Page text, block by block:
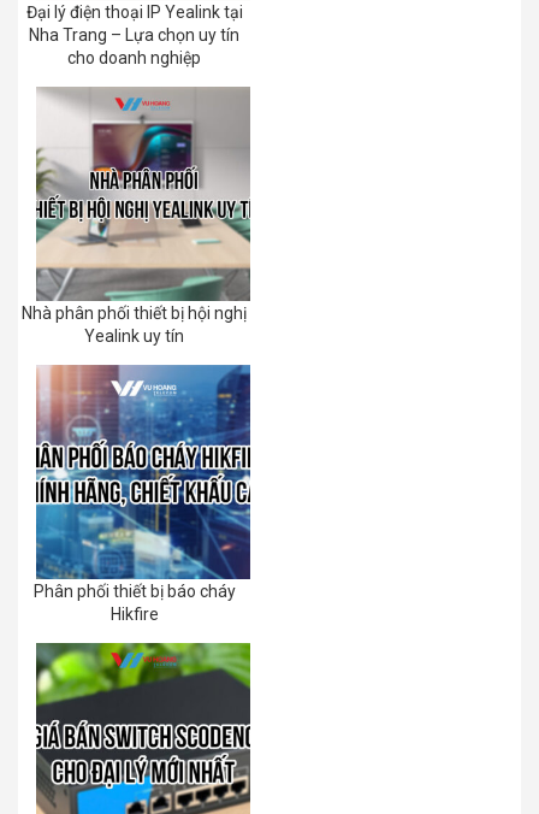
Đại lý điện thoại IP Yealink tại
Nha Trang – Lựa chọn uy tín
cho doanh nghiệp
Nhà phân phối thiết bị hội nghị
Yealink uy tín
Phân phối thiết bị báo cháy
Hikfire